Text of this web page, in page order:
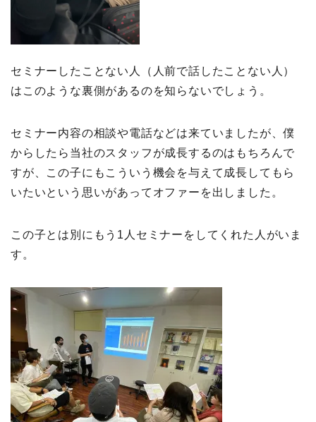
セミナーしたことない人（人前で話したことない人）
はこのような裏側があるのを知らないでしょう。
セミナー内容の相談や電話などは来ていましたが、僕
からしたら当社のスタッフが成長するのはもちろんで
すが、この子にもこういう機会を与えて成長してもら
いたいという思いがあってオファーを出しました。
この子とは別にもう1人セミナーをしてくれた人がいま
す。